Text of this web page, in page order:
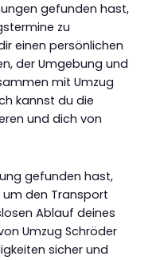
gefunden hast,
zu
einen persönlichen
der Umgebung und
mit Umzug
kannst du die
und dich von
gefunden hast,
um den Transport
Ablauf deines
Umzug Schröder
sicher und